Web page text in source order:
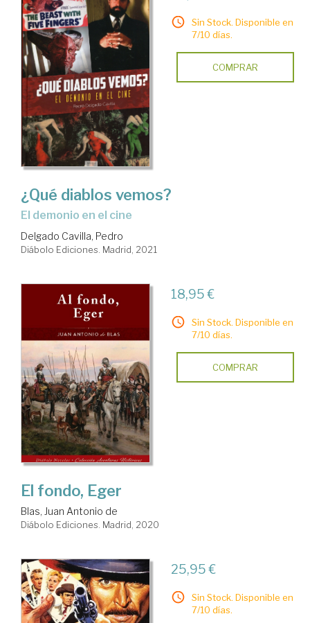
Sin Stock. Disponible en
7/10 días.
COMPRAR
¿Qué diablos vemos?
el demonio en el cine
Delgado Cavilla, Pedro
Diábolo Ediciones. Madrid, 2021
18,95 €
Sin Stock. Disponible en
7/10 días.
COMPRAR
El fondo, Eger
Blas, Juan Antonio de
Diábolo Ediciones. Madrid, 2020
25,95 €
Sin Stock. Disponible en
7/10 días.